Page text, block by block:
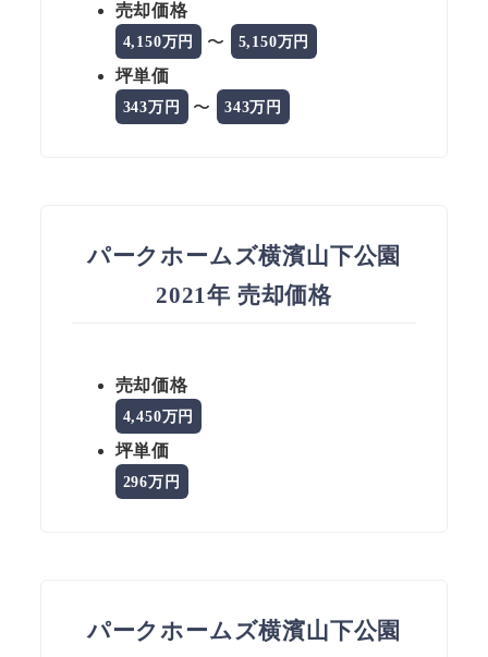
売却価格
4,150万円 〜 5,150万円
坪単価
343万円 〜 343万円
パークホームズ横濱山下公園
2021年 売却価格
売却価格
4,450万円
坪単価
296万円
パークホームズ横濱山下公園